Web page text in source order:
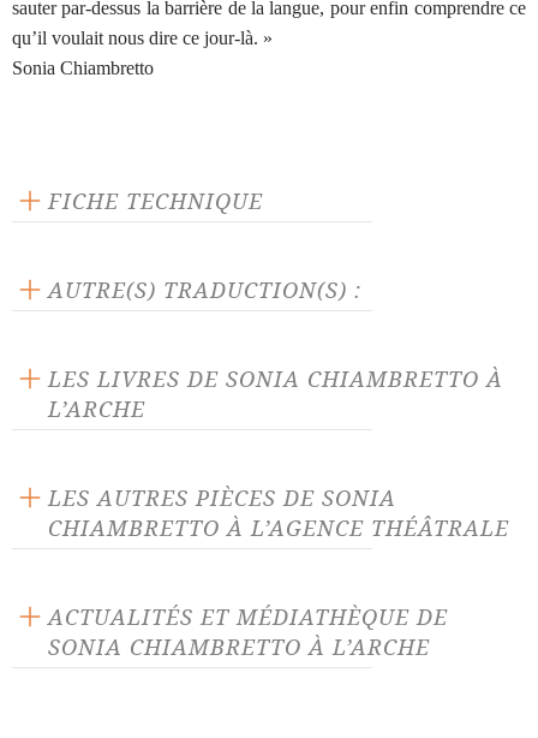
sauter par-dessus la barrière de la langue, pour enfin comprendre ce
qu’il voulait nous dire ce jour-là. »
Sonia Chiambretto
FICHE TECHNIQUE
Langue source : français
Distribution ouverte
AUTRE(S) TRADUCTION(S) :
Le livre traduit par : Gabriel Dufay-Oona Spengler
LES LIVRES DE SONIA CHIAMBRETTO À
L’ARCHE
LES AUTRES PIÈCES DE SONIA
CHIAMBRETTO À L’AGENCE THÉÂTRALE
de 15 ans)
gravité)
Douze soeurs slovaques Etat civil
ACTUALITÉS ET MÉDIATHÈQUE DE
SONIA CHIAMBRETTO À L’ARCHE